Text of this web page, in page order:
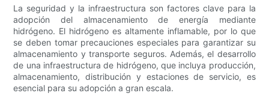
La seguridad y la infraestructura son factores clave para la
adopción del almacenamiento de energía mediante
hidrógeno. El hidrógeno es altamente inflamable, por lo que
se deben tomar precauciones especiales para garantizar su
almacenamiento y transporte seguros. Además, el desarrollo
de una infraestructura de hidrógeno, que incluya producción,
almacenamiento, distribución y estaciones de servicio, es
esencial para su adopción a gran escala.